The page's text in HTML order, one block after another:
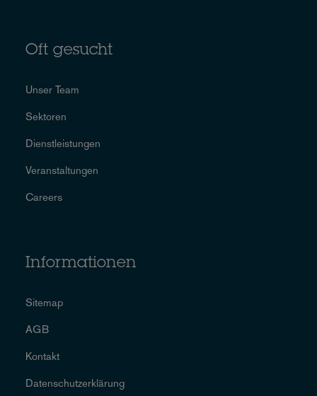
Oft gesucht
Unser Team
Sektoren
Dienstleistungen
Veranstaltungen
Careers
Informationen
Sitemap
AGB
Kontakt
Datenschutzerklärung